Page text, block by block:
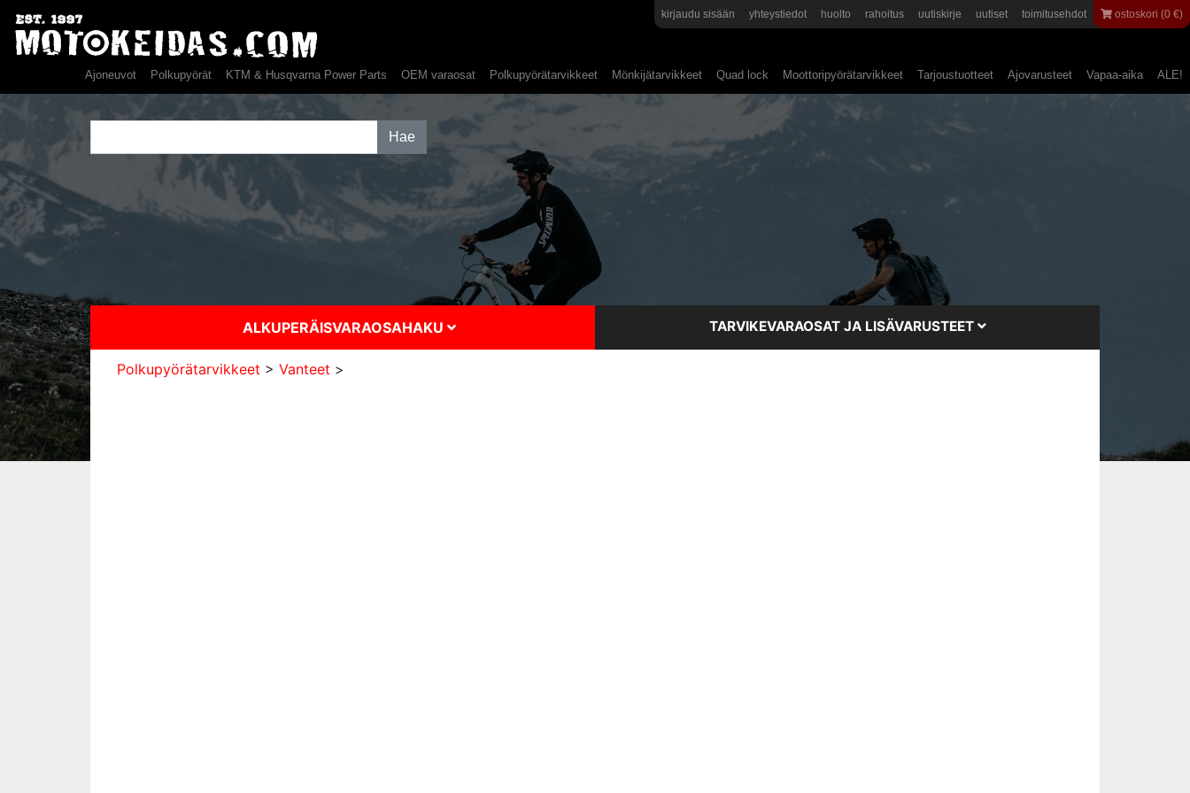
kirjaudu sisään yhteystiedot huolto rahoitus uutiskirje uutiset toimitusehdot ostoskori (0 €)
Ajoneuvot Polkupyörät KTM & Husqvarna Power Parts OEM varaosat Polkupyörätarvikkeet Mönkijätarvikkeet Quad lock Moottoripyörätarvikkeet Tarjoustuotteet Ajovarusteet Vapaa-aika ALE!
ALKUPERÄISVARAOSAHAKU TARVIKEVARAOSAT JA LISÄVARUSTEET
Polkupyörätarvikkeet > Vanteet >